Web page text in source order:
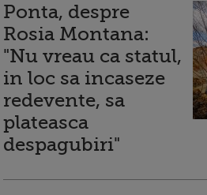
Ponta, despre
Rosia Montana:
"Nu vreau ca statul,
in loc sa incaseze
redevente, sa
plateasca
despagubiri"